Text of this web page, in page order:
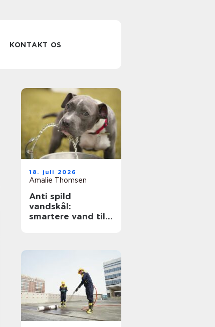
KONTAKT OS
18. juli 2026
Amalie Thomsen
Anti spild
vandskål:
smartere vand til